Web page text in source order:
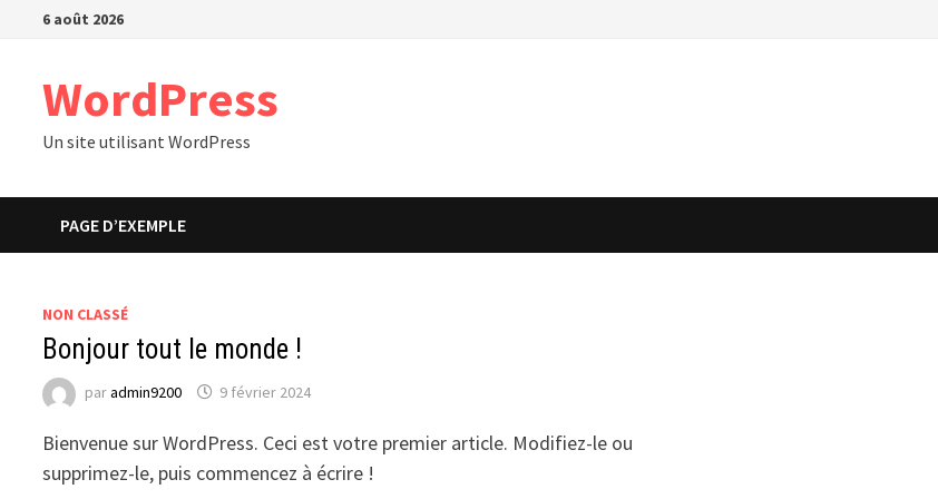
Passer6 août 2026
WordPress
Un site utilisant WordPress
PAGE D’EXEMPLE
NON CLASSÉ
Bonjour tout le monde !
paradmin9200 9 février 2024
Bienvenue sur WordPress. Ceci est votre premier article. Modifiez-le ou
supprimez-le, puis commencez à écrire !